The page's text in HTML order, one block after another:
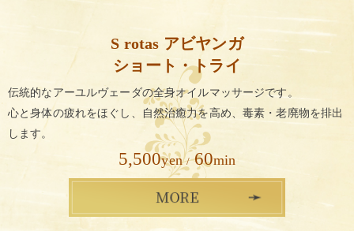
S rotas アビヤンガ
ショート・トライ
伝統的なアーユルヴェーダの全身オイルマッサージです。
心と身体の疲れをほぐし、自然治癒力を高め、 毒素・老廃物を排出
します。
5,500yen/ 60min